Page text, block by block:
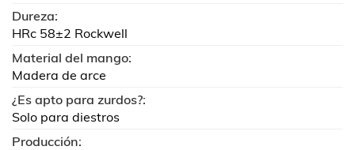
Dureza:
HRc 58±2 Rockwell
Material del mango:
Madera de arce
¿Es apto para zurdos?:
Solo para diestros
Producción: